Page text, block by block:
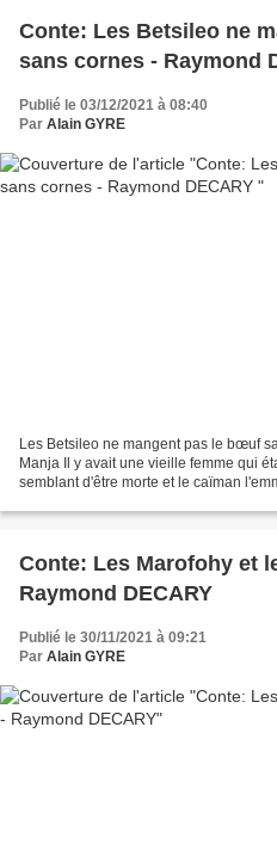
Conte: Les Betsileo ne
sans cornes - Raymond
Publié le 03/12/2021 à 08:40
Par Alain GYRE
Les Betsileo ne mangent pas le bœuf
Manja Il y avait une vieille femme qui
semblant d'être morte et le caïman
Conte: Les Marofohy et
Raymond DECARY
Publié le 30/11/2021 à 09:21
Par Alain GYRE